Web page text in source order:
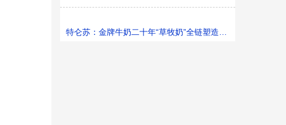
特仑苏：金牌牛奶二十年“草牧奶”全链塑造有机新矩阵